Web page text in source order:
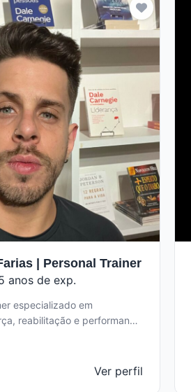
| Personal Trainer
anos de exp.
especializado em
reabilitação e performance
Ver perfil